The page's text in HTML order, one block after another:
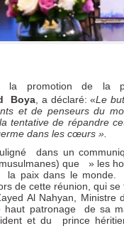
la promotion de la
Boya , a déclaré: «Le
et de penseurs du
tentative de répandre
dans les cœurs ».
dans un
que » les
la paix dans le monde.
de cette réunion, qui se
Al Nahyan, Ministre
haut patronage de sa
et du prince